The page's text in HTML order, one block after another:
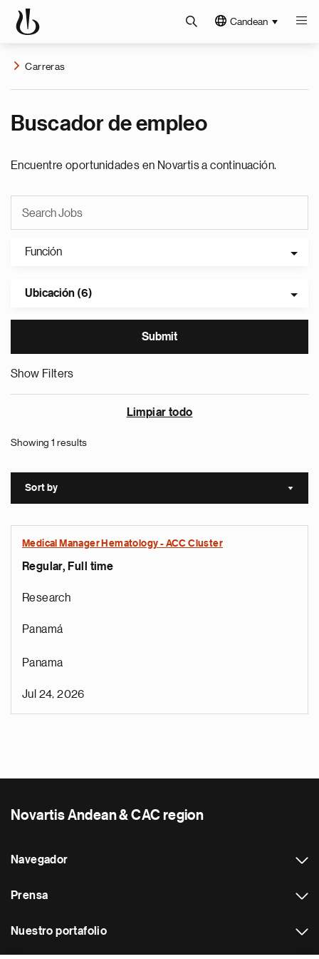
Candean
Carreras
Buscador de empleo
Encuentre oportunidades en Novartis a continuación.
Función
Ubicación (6)
Show Filters
Limpiar todo
Showing 1 results
Sort by Sort
Medical Manager Hematology - ACC Cluster
Regular, Full time
Research
Panamá
Panama
Jul 24, 2026
Novartis Andean & CAC region
Navegador
Prensa
Nuestro portafolio